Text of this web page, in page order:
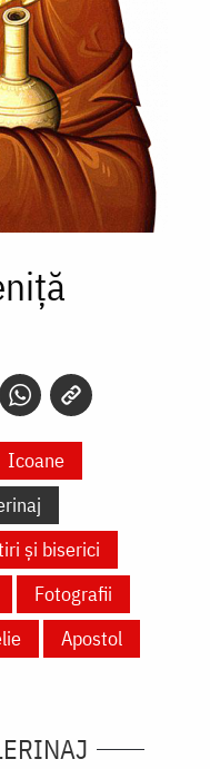
Icoane
și biserici
Fotografii
Apostol